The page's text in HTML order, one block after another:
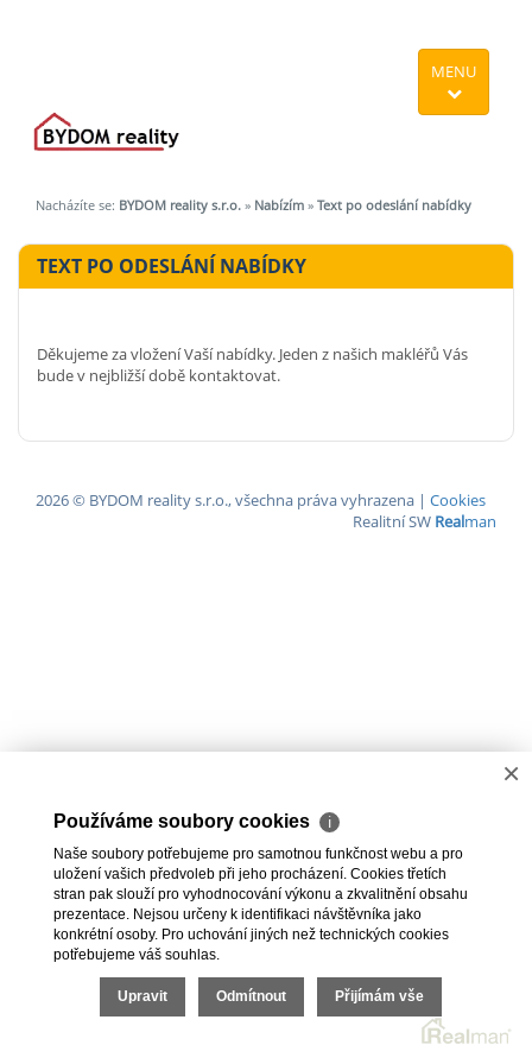
MENU
Nacházíte se: BYDOM reality s.r.o. » Nabízím » Text po odeslání nabídky
TEXT PO ODESLÁNÍ NABÍDKY
Děkujeme za vložení Vaší nabídky. Jeden z našich makléřů Vás
bude v nejbližší době kontaktovat.
2026 © BYDOM reality s.r.o., všechna práva vyhrazena | Cookies
Realitní SW Realman
×
Používáme soubory cookies ℹ
Naše soubory potřebujeme pro samotnou funkčnost webu a pro
uložení vašich předvoleb při jeho procházení. Cookies třetích
stran pak slouží pro vyhodnocování výkonu a zkvalitnění obsahu
prezentace. Nejsou určeny k identifikaci návštěvníka jako
konkrétní osoby. Pro uchování jiných než technických cookies
potřebujeme váš souhlas.
Upravit Odmítnout Přijímám vše